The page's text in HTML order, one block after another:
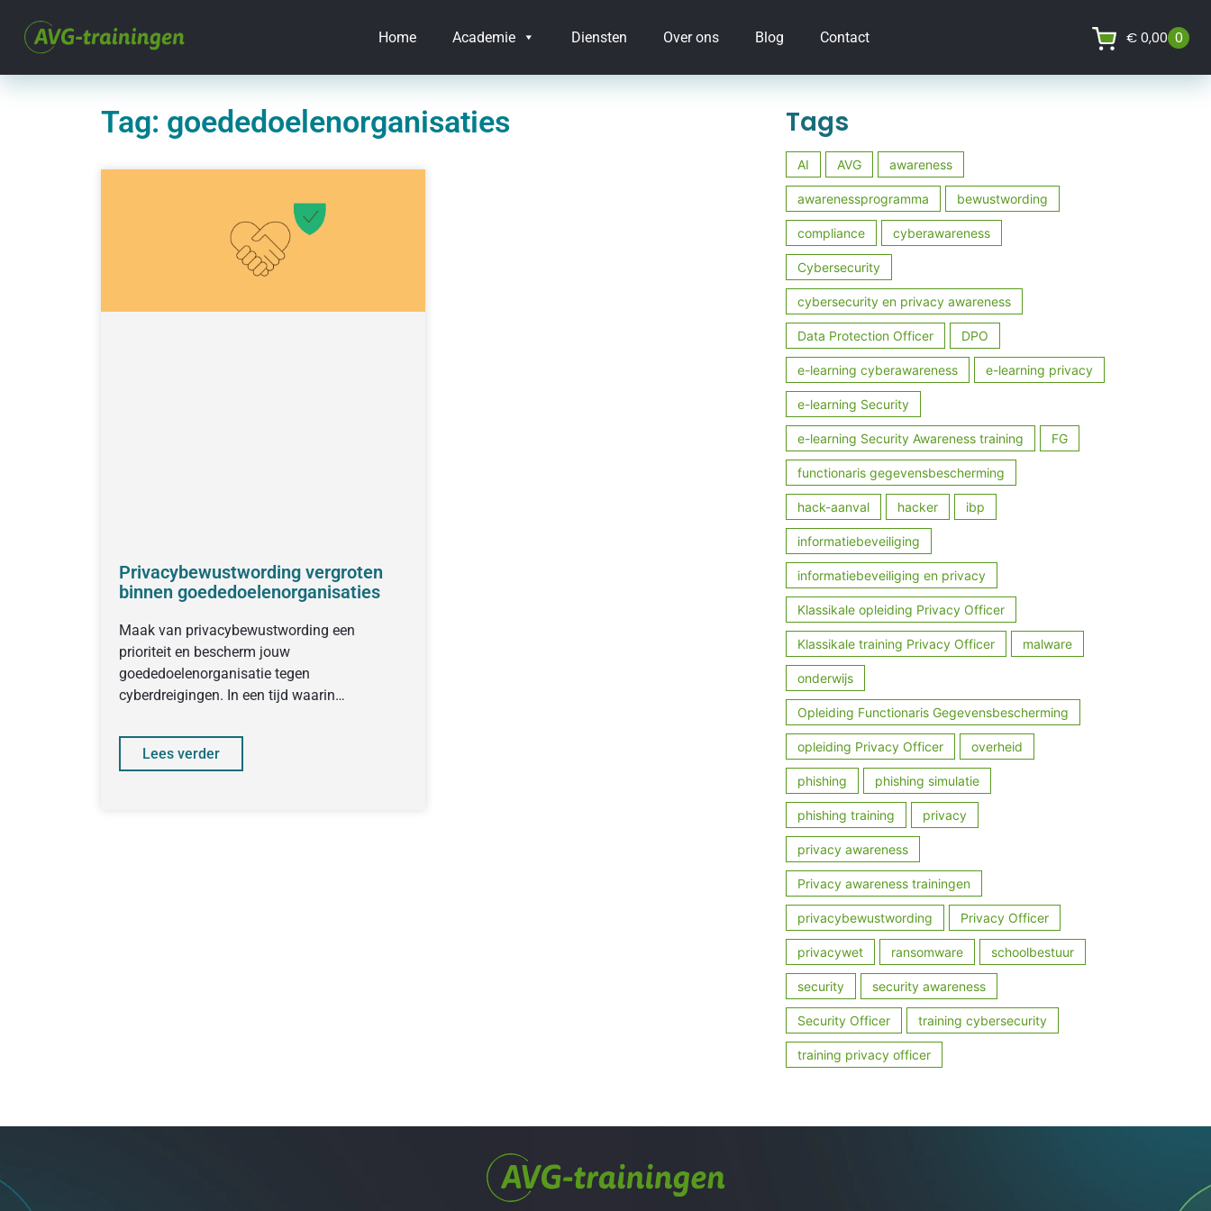
Home Academie Diensten Over ons Blog Contact €0,00 0
Tag: goededoelenorganisaties
Privacybewustwording vergroten
binnen goededoelenorganisaties
Maak van privacybewustwording een
prioriteit en bescherm jouw
goededoelenorganisatie tegen
cyberdreigingen. In een tijd waarin
worden, is het belangrijk om de
privacybewustwording
Lees verder
Tags
AI AVG awareness
awarenessprogramma bewustwording
compliance cyberawareness
Cybersecurity
cybersecurity en privacy awareness
Data Protection Officer DPO
e-learning cyberawareness e-learning privacy
e-learning Security
e-learning Security Awareness training FG
functionaris gegevensbescherming
hack-aanval hacker ibp
informatiebeveiliging
informatiebeveiliging en privacy
Klassikale opleiding Privacy Officer
Klassikale training Privacy Officer malware
onderwijs
Opleiding Functionaris Gegevensbescherming
opleiding Privacy Officer overheid
phishing phishing simulatie
phishing training privacy
privacy awareness
Privacy awareness trainingen
privacybewustwording Privacy Officer
privacywet ransomware schoolbestuur
security security awareness
Security Officer training cybersecurity
training privacy officer